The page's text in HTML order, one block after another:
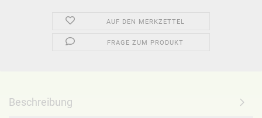
AUF DEN MERKZETTEL
FRAGE ZUM PRODUKT
Beschreibung